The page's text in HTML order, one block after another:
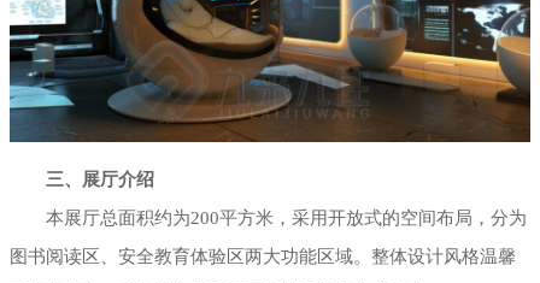
三、展厅介绍
本展厅总面积约为200平方米，采用开放式的空间布局，分为
图书阅读区、安全教育体验区两大功能区域。整体设计风格温馨